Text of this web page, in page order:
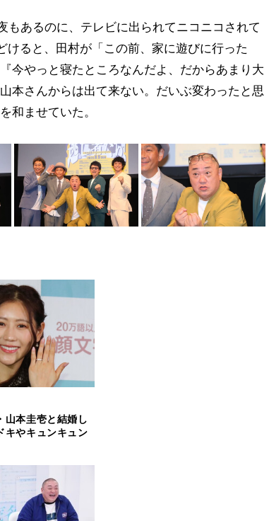
あるのに、テレビに出られてニコニコされて
ると、田村が「この前、家に遊びに行った
今やっと寝たところなんだよ、だからあまり大
本さんからは出て来ない。だいぶ変わったと思
和ませていた。
山本圭壱と結婚し
キやキュンキュン